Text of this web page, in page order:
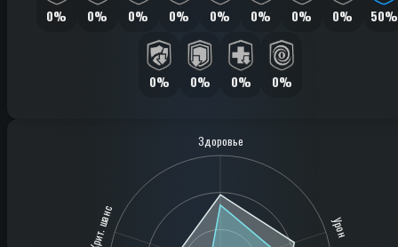
0% 0% 0% 0% 0% 0% 0% 0% 50%
0% 0% 0% 0%
Здоровье
Урон
Крит. шанс